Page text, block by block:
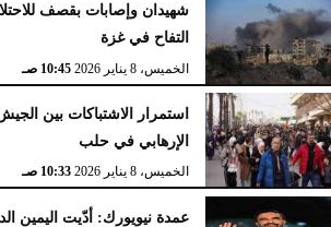
شهيدان وإصابات بقصف
التفاح في غزة
الخميس، 8 يناير 2026 10:45 صـ
استمرار الاشتباكات بين
الإرهابي في حلب
الخميس، 8 يناير 2026 10:33 صـ
عمدة نيويورك: أدّيت اليمين